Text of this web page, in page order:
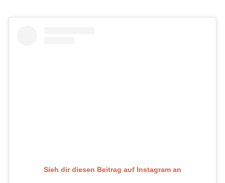
Sieh dir diesen Beitrag auf Instagram an